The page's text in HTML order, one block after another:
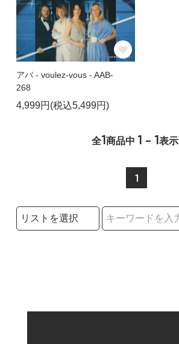
アバ - voulez-vous - AAB-
268
4,999円(税込5,499円)
全1商品中 1 - 1表示
1
検索リストの選択